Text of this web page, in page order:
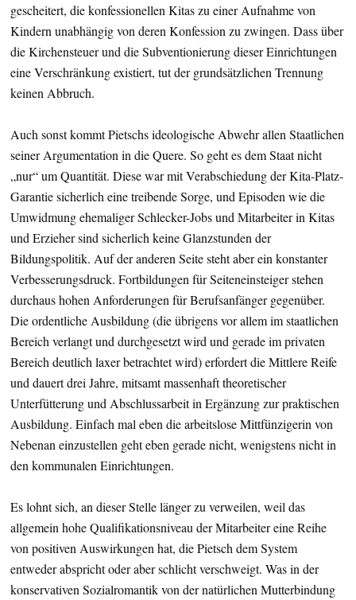
gescheitert, die konfessionellen Kitas zu einer Aufnahme von
Kindern unabhängig von deren Konfession zu zwingen. Dass über
die Kirchensteuer und die Subventionierung dieser Einrichtungen
eine Verschränkung existiert, tut der grundsätzlichen Trennung
keinen Abbruch.
Auch sonst kommt Pietschs ideologische Abwehr allen Staatlichen
seiner Argumentation in die Quere. So geht es dem Staat nicht
„nur“ um Quantität. Diese war mit Verabschiedung der Kita-Platz-
Garantie sicherlich eine treibende Sorge, und Episoden wie die
Umwidmung ehemaliger Schlecker-Jobs und Mitarbeiter in Kitas
und Erzieher sind sicherlich keine Glanzstunden der
Bildungspolitik. Auf der anderen Seite steht aber ein konstanter
Verbesserungsdruck. Fortbildungen für Seiteneinsteiger stehen
durchaus hohen Anforderungen für Berufsanfänger gegenüber.
Die ordentliche Ausbildung (die übrigens vor allem im staatlichen
Bereich verlangt und durchgesetzt wird und gerade im privaten
Bereich deutlich laxer betrachtet wird) erfordert die Mittlere Reife
und dauert drei Jahre, mitsamt massenhaft theoretischer
Unterfütterung und Abschlussarbeit in Ergänzung zur praktischen
Ausbildung. Einfach mal eben die arbeitslose Mittfünzigerin von
Nebenan einzustellen geht eben gerade nicht, wenigstens nicht in
den kommunalen Einrichtungen.
Es lohnt sich, an dieser Stelle länger zu verweilen, weil das
allgemein hohe Qualifikationsniveau der Mitarbeiter eine Reihe
von positiven Auswirkungen hat, die Pietsch dem System
entweder abspricht oder aber schlicht verschweigt. Was in der
konservativen Sozialromantik von der natürlichen Mutterbindung